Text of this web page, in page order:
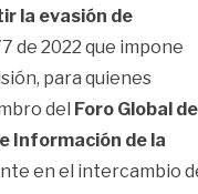
la evasión de
de 2022 que impone
para quienes
del Foro Global de
Información de la
en el intercambio